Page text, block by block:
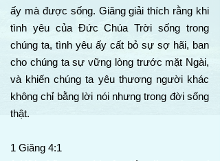
ấy mà được sống. Giăng giải thích rằng khi
tình yêu của Đức Chúa Trời sống trong
chúng ta, tình yêu ấy cất bỏ sự sợ hãi, ban
cho chúng ta sự vững lòng trước mặt Ngài,
và khiến chúng ta yêu thương người khác
không chỉ bằng lời nói nhưng trong đời sống
thật.
1 Giăng 4:1